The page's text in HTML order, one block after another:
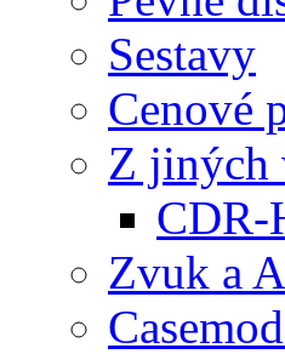
Sestavy
Cenové
Z jiných
CDR-
Zvuk a